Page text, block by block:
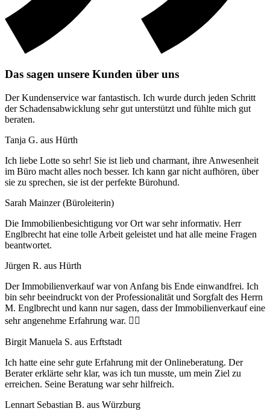
Das sagen unsere Kunden über uns
Der Kundenservice war fantastisch. Ich wurde durch jeden Schritt
der Schadensabwicklung sehr gut unterstützt und fühlte mich gut
beraten.
Tanja G. aus Hürth
Ich liebe Lotte so sehr! Sie ist lieb und charmant, ihre Anwesenheit
im Büro macht alles noch besser. Ich kann gar nicht aufhören, über
sie zu sprechen, sie ist der perfekte Bürohund.
Sarah Mainzer (Büroleiterin)
Die Immobilienbesichtigung vor Ort war sehr informativ. Herr
Englbrecht hat eine tolle Arbeit geleistet und hat alle meine Fragen
beantwortet.
Jürgen R. aus Hürth
Der Immobilienverkauf war von Anfang bis Ende einwandfrei. Ich
bin sehr beeindruckt von der Professionalität und Sorgfalt des Herrn
M. Englbrecht und kann nur sagen, dass der Immobilienverkauf eine
sehr angenehme Erfahrung war. 👍🏼
Birgit Manuela S. aus Erftstadt
Ich hatte eine sehr gute Erfahrung mit der Onlineberatung. Der
Berater erklärte sehr klar, was ich tun musste, um mein Ziel zu
erreichen. Seine Beratung war sehr hilfreich.
Lennart Sebastian B. aus Würzburg